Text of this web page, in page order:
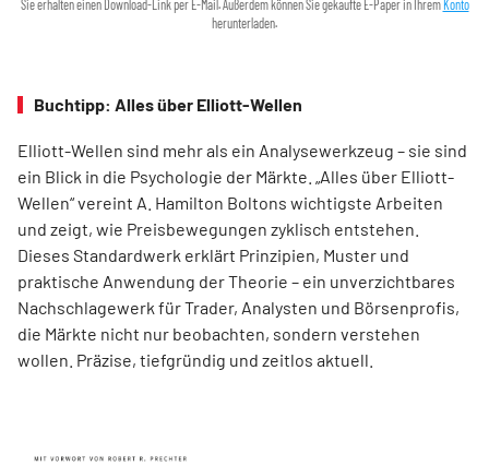
Sie erhalten einen Download-Link per E-Mail. Außerdem können Sie gekaufte E-Paper in Ihrem Konto
herunterladen.
Buchtipp: Alles über Elliott-Wellen
Elliott-Wellen sind mehr als ein Analysewerkzeug – sie sind
ein Blick in die Psychologie der Märkte. „Alles über Elliott-
Wellen“ vereint A. Hamilton Boltons wichtigste Arbeiten
und zeigt, wie Preisbewegungen zyklisch entstehen.
Dieses Standardwerk erklärt Prinzipien, Muster und
praktische Anwendung der Theorie – ein unverzichtbares
Nachschlagewerk für Trader, Analysten und Börsenprofis,
die Märkte nicht nur beobachten, sondern verstehen
wollen. Präzise, tiefgründig und zeitlos aktuell.